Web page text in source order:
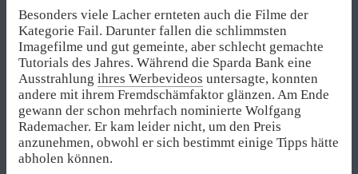
Besonders viele Lacher ernteten auch die Filme der
Kategorie Fail. Darunter fallen die schlimmsten
Imagefilme und gut gemeinte, aber schlecht gemachte
Tutorials des Jahres. Während die Sparda Bank eine
Ausstrahlung ihres Werbevideos untersagte, konnten
andere mit ihrem Fremdschämfaktor glänzen. Am Ende
gewann der schon mehrfach nominierte Wolfgang
Rademacher. Er kam leider nicht, um den Preis
anzunehmen, obwohl er sich bestimmt einige Tipps hätte
abholen können.